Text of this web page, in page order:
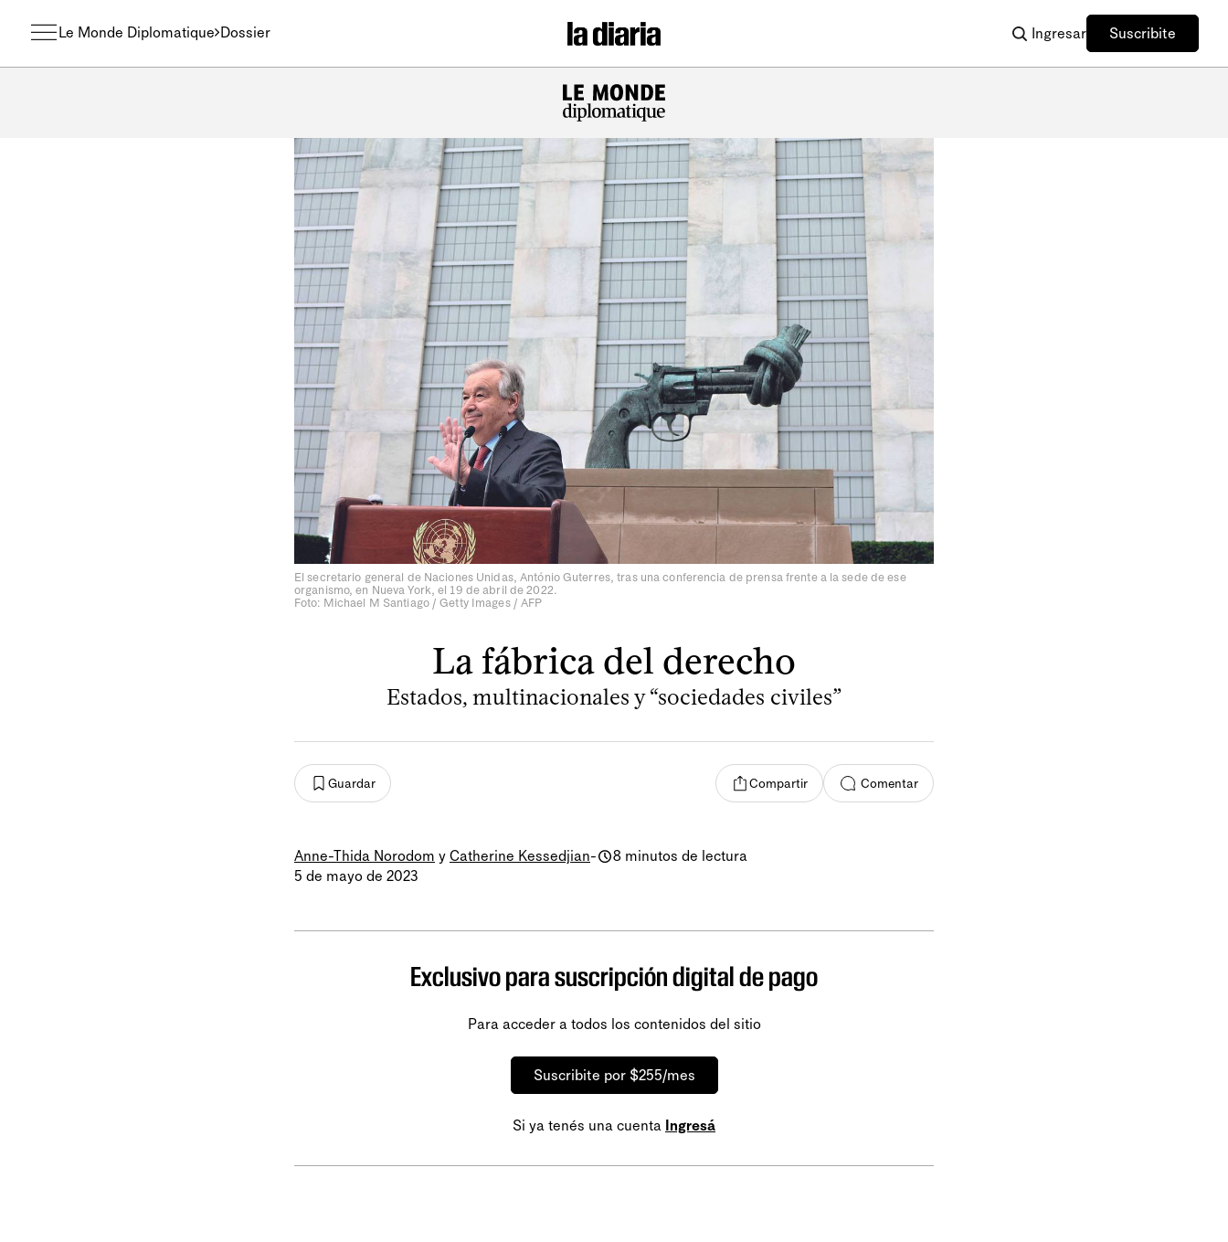
Le Monde Diplomatique Dossier Ingresar Suscribite
El secretario general de Naciones Unidas, António Guterres, tras una conferencia de prensa frente a la sede de ese
organismo, en Nueva York, el 19 de abril de 2022.
Foto: Michael M Santiago / Getty Images / AFP
La fábrica del derecho
Estados, multinacionales y “sociedades civiles”
Guardar Compartir Comentar
Anne-Thida Norodom y Catherine Kessedjian-
8 minutos de lectura
5 de mayo de 2023
Exclusivo para suscripción digital de pago
Para acceder a todos los contenidos del sitio
Suscribite por $255/mes
Si ya tenés una cuenta Ingresá